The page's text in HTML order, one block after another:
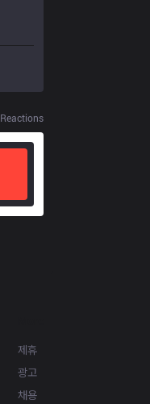
Reactions
제휴
광고
채용